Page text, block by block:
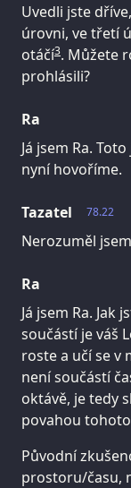
Uvedli jste
úrovni, ve třetí
otáčí3. Můžete
prohlásili?
Ra
Já jsem Ra.
nyní hovoříme.
78.22
Tazatel
Nerozuměl
Ra
Já jsem Ra. Jak
součástí je váš
roste a učí se v
není součástí
oktávě, je tedy
povahou
Původní
prostoru/času,